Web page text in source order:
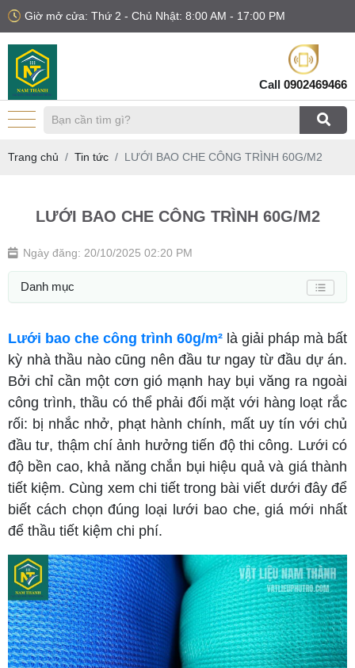
Giờ mở cửa: Thứ 2 - Chủ Nhật: 8:00 AM - 17:00 PM
Call 0902469466
Trang chủ Tin tức LƯỚI BAO CHE CÔNG TRÌNH 60G/M2
LƯỚI BAO CHE CÔNG TRÌNH 60G/M2
Ngày đăng: 20/10/2025 02:20 PM
Danh mục
Lưới bao che công trình 60g/m² là giải pháp mà bất
kỳ nhà thầu nào cũng nên đầu tư ngay từ đầu dự án.
Bởi chỉ cần một cơn gió mạnh hay bụi văng ra ngoài
công trình, thầu có thể phải đối mặt với hàng loạt rắc
rối: bị nhắc nhở, phạt hành chính, mất uy tín với chủ
đầu tư, thậm chí ảnh hưởng tiến độ thi công. Lưới có
độ bền cao, khả năng chắn bụi hiệu quả và giá thành
tiết kiệm. Cùng xem chi tiết trong bài viết dưới đây để
biết cách chọn đúng loại lưới bao che, giá mới nhất
để thầu tiết kiệm chi phí.